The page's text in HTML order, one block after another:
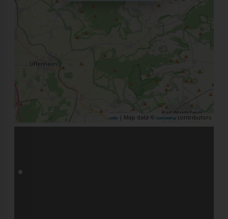
Leaflet | Map data © OpenStreetMap contributors